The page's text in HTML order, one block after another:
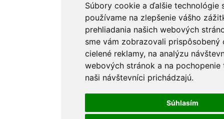
Súbory cookie a ďalšie technológie
používame na zlepšenie vášho
prehliadania našich webových
sme vám zobrazovali prispôsobený
cielené reklamy, na analýzu
webových stránok a na
naši návštevníci prichádzajú.
Súhlasím
Súbory cookie a ďalšie technológie
používame na zlepšenie vášho
prehliadania našich webových
sme vám zobrazovali prispôsobený
cielené reklamy, na analýzu
webových stránok a na
naši návštevníci prichádzajú.
Súhlasím